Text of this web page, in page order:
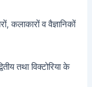
कलाकारों व वैज्ञानिकों
तथा विक्टोरिया के